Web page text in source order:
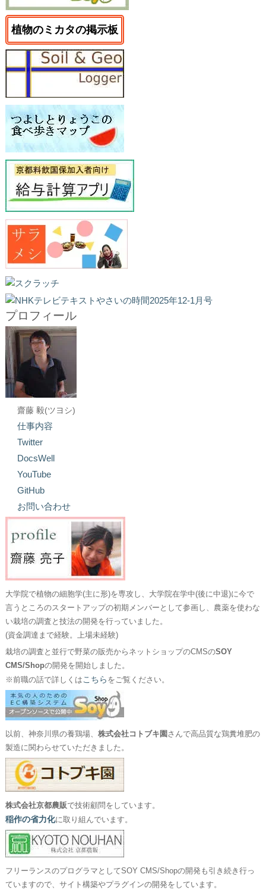
植物のミカタの掲示板
プロフィール
齋藤 毅(ツヨシ)
仕事内容
Twitter
DocsWell
YouTube
GitHub
お問い合わせ
大学院で植物の細胞学(主に形)を専攻し、大学院在学中(後に中退)に今で
言うところのスタートアップの初期メンバーとして参画し、農薬を使わな
い栽培の調査と技法の開発を行っていました。
(資金調達まで経験。上場未経験)
栽培の調査と並行で野菜の販売からネットショップのCMSのSOY
CMS/Shopの開発を開始しました。
※前職の話で詳しくは こちら をご覧ください。
以前、神奈川県の養鶏場、 株式会社コトブキ園 さんで高品質な鶏糞堆肥の
製造に関わらせていただきました。
株式会社京都農販で技術顧問をしています。
稲作の省力化に取り組んでいます。
フリーランスのプログラマとしてSOY CMS/Shopの開発も引き続き行っ
ていますので、サイト構築やプラグインの開発をしています。